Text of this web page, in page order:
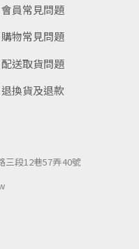
會員常見問題
購物常見問題
配送取貨問題
退換貨及退款
三段12巷57弄40號